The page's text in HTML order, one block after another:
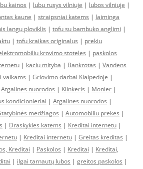
kainos | lubu rusys vilniuje | lubos vilniuje |
kaune | straipsniai katems | laiminga
langu ploviklis | tofu su bambuko anglimi |
| tofu kraikas originalus | prekiu
krovimo stoteles | paskolos
| kaciu mityba | Bankrotas | Vandens
vaikams | Griovimo darbai Klaipedoje |
Atgalines nuorodos | Klinkeris | Monier |
kondicionieriai | Atgalines nuorodos |
medžiagos | Automobiliu prekes |
| Draskykles katems | Kreditai internetu |
| Kreditai internetu | Greitas kreditas |
Kreditai | Paskolos | Kreditai | Kreditai,
| ilgai tarnautų lubos | greitos paskolos |